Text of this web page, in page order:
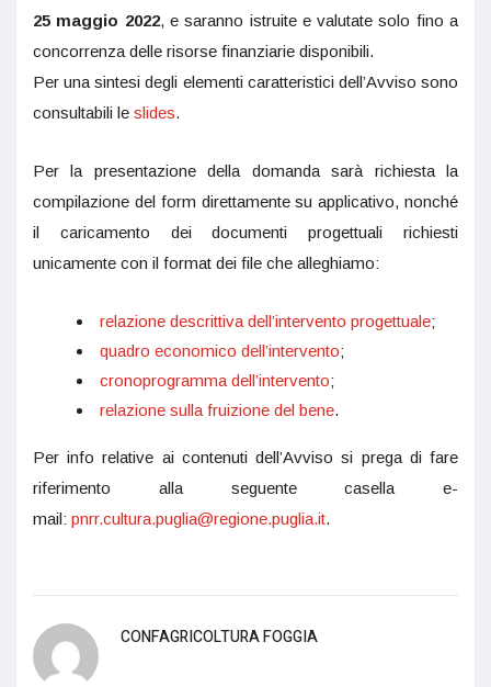
25 maggio 2022, e saranno istruite e valutate solo fino a
concorrenza delle risorse finanziarie disponibili.
Per una sintesi degli elementi caratteristici dell’Avviso sono
consultabili le slides.
Per la presentazione della domanda sarà richiesta la
compilazione del form direttamente su applicativo, nonché
il caricamento dei documenti progettuali richiesti
unicamente con il format dei file che alleghiamo:
relazione descrittiva dell’intervento progettuale;
quadro economico dell’intervento;
cronoprogramma dell’intervento;
relazione sulla fruizione del bene.
Per info relative ai contenuti dell’Avviso si prega di fare
riferimento alla seguente casella e-
mail: pnrr.cultura.puglia@regione.puglia.it.
CONFAGRICOLTURA FOGGIA